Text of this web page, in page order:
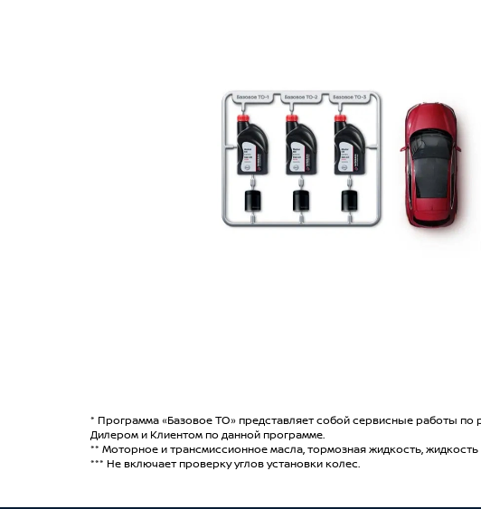
* Программа «Базовое ТО» представляет собой сервисные работы по
Дилером и Клиентом по данной программе.
** Моторное и трансмиссионное масла, тормозная жидкость, жидкость
*** Не включает проверку углов установки колес.